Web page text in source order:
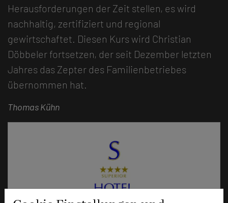
Herausforderungen der Zeit stellen, es wird
nachhaltig, zertifiziert und regional
gewirtschaftet. Diesen Kurs wird Christian
Döbbeler fortsetzen, der seit Dezember letzten
Jahres das Zepter des Familienbetriebes
übernommen hat.
Thomas Kühn